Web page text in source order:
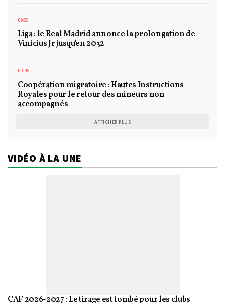
09:55
Liga : le Real Madrid annonce la prolongation de
Vinicius Jr jusqu'en 2032
09:45
Coopération migratoire : Hautes Instructions
Royales pour le retour des mineurs non
accompagnés
AFFICHER PLUS
VIDÉO À LA UNE
CAF 2026-2027 : Le tirage est tombé pour les clubs